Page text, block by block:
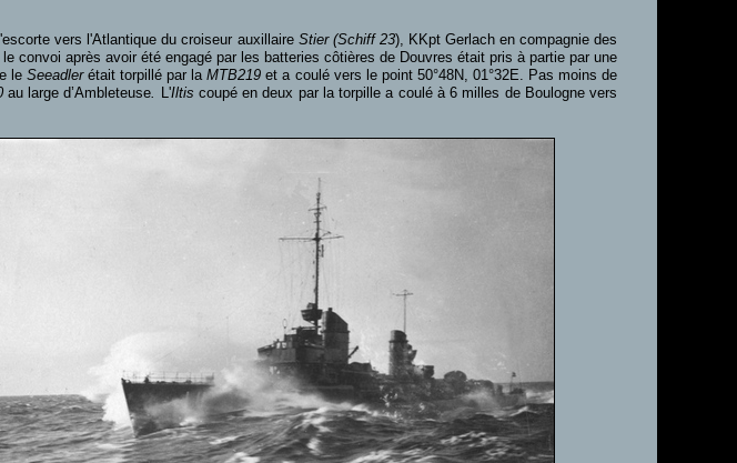
vers l'Atlantique du croiseur auxillaire Stier (Schiff 23), KKpt Gerlach en compagnie des
convoi après avoir été engagé par les batteries côtières de Douvres était pris à partie par une
leSeeadlerétait torpillé par laMTB219 et a coulé vers le point 50°48N, 01°32E. Pas moins de
au large d’Ambleteuse. L'Iltis coupé en deux par la torpille a coulé à 6 milles de Boulogne vers